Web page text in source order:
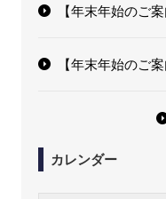
【年末年始のご案
【年末年始のご案
カレンダー